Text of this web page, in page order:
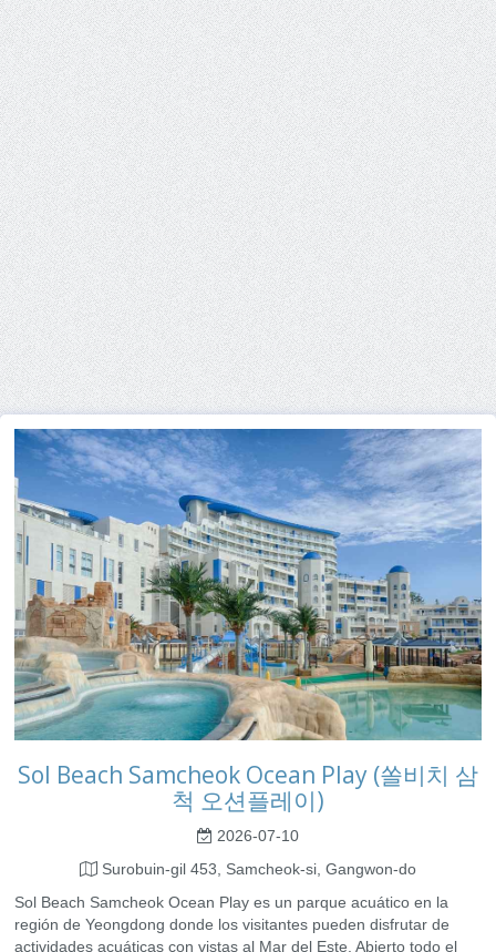
Sol Beach Samcheok Ocean Play (쏠비치 삼
척 오션플레이)
2026-07-10
Surobuin-gil 453, Samcheok-si, Gangwon-do
Sol Beach Samcheok Ocean Play es un parque acuático en la
región de Yeongdong donde los visitantes pueden disfrutar de
actividades acuáticas con vistas al Mar del Este. Abierto todo el